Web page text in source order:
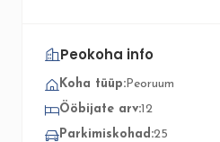
Peokoha info
Koha tüüp:Peoruum
Ööbijate arv:12
Parkimiskohad:25